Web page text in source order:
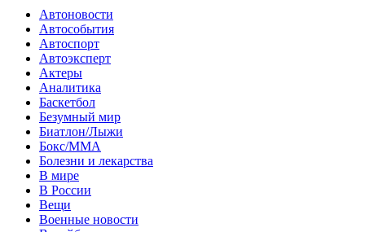
Автоновости
Автособытия
Автоспорт
Автоэксперт
Актеры
Аналитика
Баскетбол
Безумный мир
Биатлон/Лыжи
Бокс/MMA
Болезни и лекарства
В мире
В России
Вещи
Военные новости